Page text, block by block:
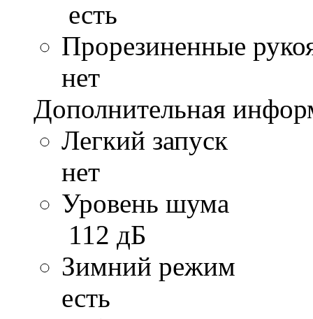
есть
Прорезиненные
нет
Дополнительная
Легкий запуск
нет
Уровень шума
112 дБ
Зимний режим
есть